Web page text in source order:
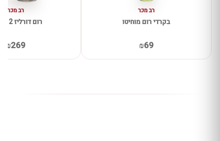
רב מכר
בקרדי רום מוחיטו
₪69
רב מכר
רום דורליז 12 שנים
₪269